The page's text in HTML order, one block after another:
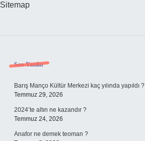
Sitemap
Sidebar
Son Yazılar
Barış Manço Kültür Merkezi kaç yılında yapıldı ?
Temmuz 29, 2026
2024’te altın ne kazandır ?
Temmuz 24, 2026
Anafor ne demek teoman ?